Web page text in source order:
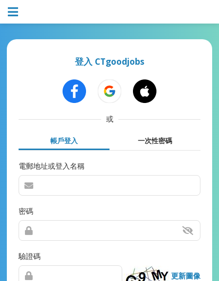
登入 CTgoodjobs
或
帳戶登入 一次性密碼
電郵地址或登入名稱
密碼
驗證碼
更新圖像